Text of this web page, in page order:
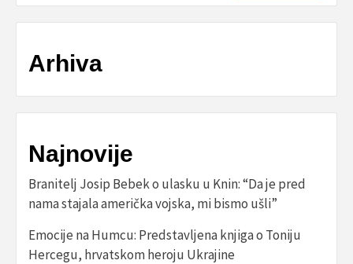
Arhiva
Najnovije
Branitelj Josip Bebek o ulasku u Knin: “Da je pred
nama stajala američka vojska, mi bismo ušli”
Emocije na Humcu: Predstavljena knjiga o Toniju
Hercegu, hrvatskom heroju Ukrajine